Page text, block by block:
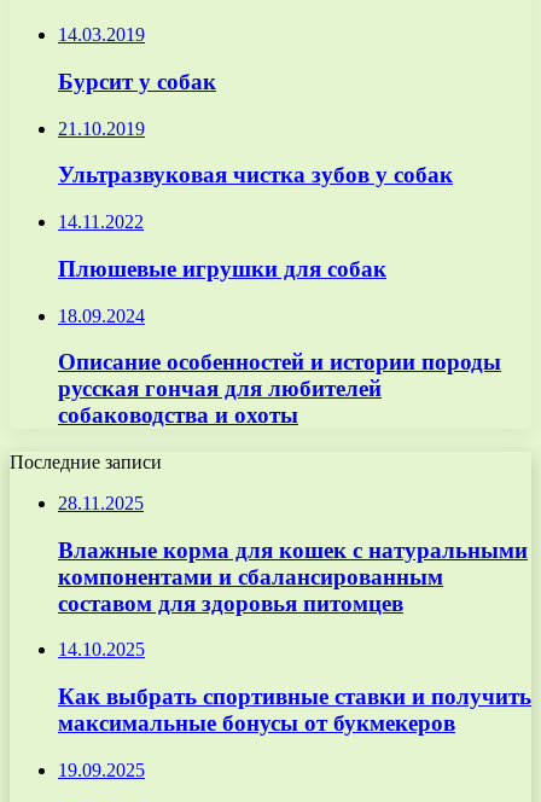
14.03.2019
Бурсит у собак
21.10.2019
Ультразвуковая чистка зубов у собак
14.11.2022
Плюшевые игрушки для собак
18.09.2024
Описание особенностей и истории породы
русская гончая для любителей
собаководства и охоты
Последние записи
28.11.2025
Влажные корма для кошек с натуральными
компонентами и сбалансированным
составом для здоровья питомцев
14.10.2025
Как выбрать спортивные ставки и получить
максимальные бонусы от букмекеров
19.09.2025